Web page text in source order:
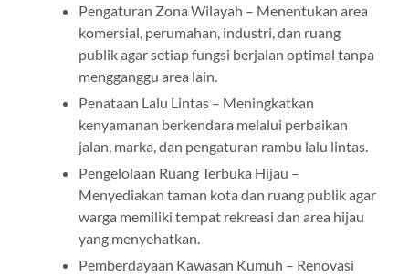
Pengaturan Zona Wilayah – Menentukan area
komersial, perumahan, industri, dan ruang
publik agar setiap fungsi berjalan optimal tanpa
mengganggu area lain.
Penataan Lalu Lintas – Meningkatkan
kenyamanan berkendara melalui perbaikan
jalan, marka, dan pengaturan rambu lalu lintas.
Pengelolaan Ruang Terbuka Hijau –
Menyediakan taman kota dan ruang publik agar
warga memiliki tempat rekreasi dan area hijau
yang menyehatkan.
Pemberdayaan Kawasan Kumuh – Renovasi